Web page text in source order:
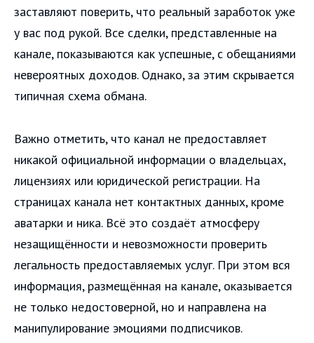
заставляют поверить, что реальный заработок уже
у вас под рукой. Все сделки, представленные на
канале, показываются как успешные, с обещаниями
невероятных доходов. Однако, за этим скрывается
типичная схема обмана.
Важно отметить, что канал не предоставляет
никакой официальной информации о владельцах,
лицензиях или юридической регистрации. На
страницах канала нет контактных данных, кроме
аватарки и ника. Всё это создаёт атмосферу
незащищённости и невозможности проверить
легальность предоставляемых услуг. При этом вся
информация, размещённая на канале, оказывается
не только недостоверной, но и направлена на
манипулирование эмоциями подписчиков.